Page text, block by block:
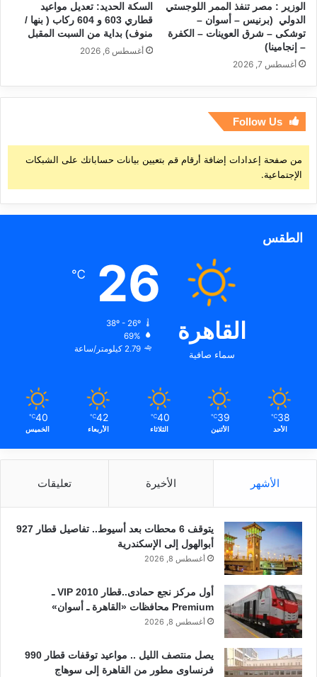
الوزير : مصر تنفذ الممر اللوجستي
الدولي (برنيس – أسوان –
توشكى – شرق العوينات – الكفرة
– إنجامينا)
أغسطس 7, 2026
السكة الحديد: تعديل مواعيد
قطاري 603 و 604 ركاب ( بنها /
منوف) بداية من السبت المقبل
أغسطس 6, 2026
Follow Us
من صفحة إعدادات إضافة أرقام قم بتعيين بيانات حساباتك على الشبكات
الإجتماعية.
الطقس
القاهرة
سماء صافية
26
℃
38º - 26º
69%
2.79 كيلومتر/ساعة
38
℃
الأحد
39
℃
الأثنين
40
℃
الثلاثاء
42
℃
الأربعاء
40
℃
الخميس
الأشهر الأخيرة تعليقات
يتوقف 6 محطات بعد أسيوط.. تفاصيل قطار 927
أبوالهول إلى الإسكندرية
أغسطس 8, 2026
أول مركز نجع حمادى..قطار 2010 VIP ـ
Premium محافظات «القاهرة ـ أسوان»
أغسطس 8, 2026
يصل منتصف الليل .. مواعيد توقفات قطار 990
فرنساوى مطور من القاهرة إلى سوهاج